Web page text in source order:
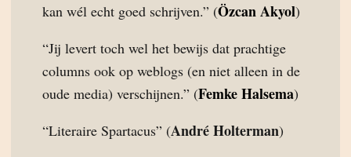
kan wél echt goed schrijven.” (Özcan Akyol)
“Jij levert toch wel het bewijs dat prachtige
columns ook op weblogs (en niet alleen in de
oude media) verschijnen.” (Femke Halsema)
“Literaire Spartacus” (André Holterman)